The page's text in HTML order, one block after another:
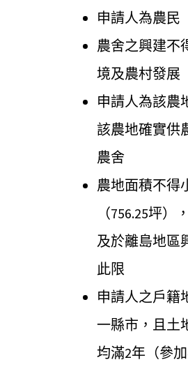
申請人為農民
農舍之興建不
境及農村發展
申請人為該農
該農地確實供
農舍
農地面積不得
（756.25坪
及於離島地區
此限
申請人之戶籍
一縣市，且土
均滿2年（參